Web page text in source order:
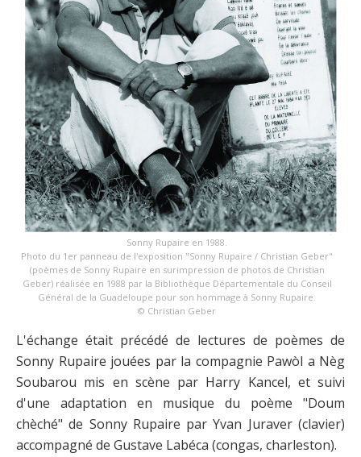
Sonny Rupaire en 1988.
Photo du 1er panneau de l'exposition "Sonny Rupaire / Christian Geber"
(poèmes de Sonny Rupaire en surimpression de photos de Christian
Geber) réalisée en 1988 par la Bibliothèque Départementale du Conseil
Général de la Guadeloupe pour son hommage à Sonny Rupaire.
© Christian Geber
L'échange était précédé de lectures de poèmes de
Sonny Rupaire jouées par la compagnie Pawòl a Nèg
Soubarou mis en scène par Harry Kancel, et suivi
d'une adaptation en musique du poème "Doum
chèché" de Sonny Rupaire par Yvan Juraver (clavier)
accompagné de Gustave Labéca (congas, charleston).